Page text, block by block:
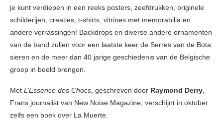
je kunt verdiepen in een reeks posters, zeefdrukken, originele
schilderijen, creaties, t-shirts, vitrines met memorabilia en
andere verrassingen! Backdrops en diverse andere ornamenten
van de band zullen voor een laatste keer de Serres van de Bota
sieren en de meer dan 40 jarige geschiedenis van de Belgische
groep in beeld brengen.
Met L’Essence des Chocs, geschreven door Raymond Derry,
Frans journalist van New Noise Magazine, verschijnt in oktober
zelfs een boek over La Muerte.